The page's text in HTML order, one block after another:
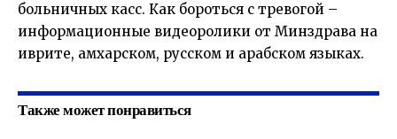
больничных касс. Как бороться с тревогой –
информационные видеоролики от Минздрава на
иврите, амхарском, русском и арабском языках.
Также может понравиться